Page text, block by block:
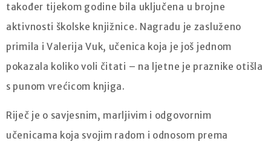
također tijekom godine bila uključena u brojne
aktivnosti školske knjižnice. Nagradu je zasluženo
primila i Valerija Vuk, učenica koja je još jednom
pokazala koliko voli čitati – na ljetne je praznike otišla
s punom vrećicom knjiga.
Riječ je o savjesnim, marljivim i odgovornim
učenicama koja svojim radom i odnosom prema